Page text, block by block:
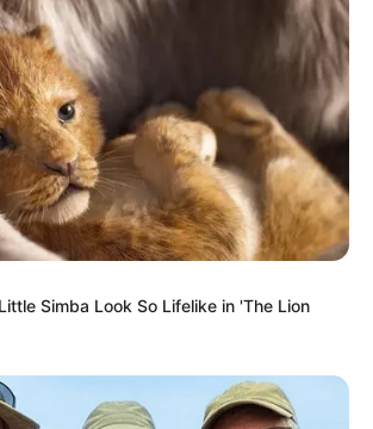
Simba Look So Lifelike in 'The Lion